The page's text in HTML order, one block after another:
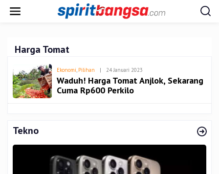
Harga Tomat
Ekonomi, Pilihan | 24 Januari 2023
Waduh! Harga Tomat Anjlok, Sekarang
Cuma Rp600 Perkilo
Tekno